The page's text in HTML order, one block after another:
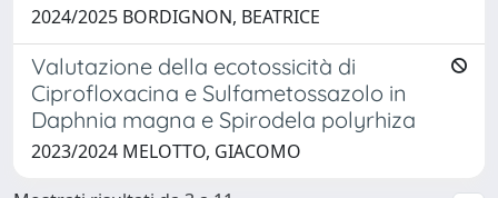
2024/2025 BORDIGNON, BEATRICE
Valutazione della ecotossicità di
Ciprofloxacina e Sulfametossazolo in
Daphnia magna e Spirodela polyrhiza
2023/2024 MELOTTO, GIACOMO